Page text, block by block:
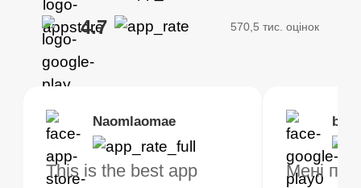
4.7 570,5 тис. оцінок
Naomlaomae
This is the best app
Мені
Kirtisha Samant
Найкращий
Я
Brias
VPN працює! у
Foutrrrrrr
Дуже